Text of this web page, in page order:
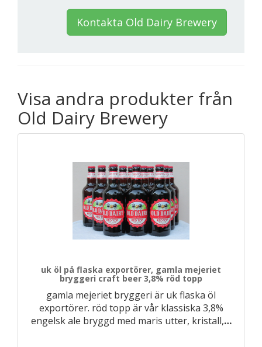
Kontakta Old Dairy Brewery
Visa andra produkter från
Old Dairy Brewery
uk öl på flaska exportörer, gamla mejeriet
bryggeri craft beer 3,8% röd topp
gamla mejeriet bryggeri är uk flaska öl
exportörer. röd topp är vår klassiska 3,8%
engelsk ale bryggd med maris utter, kristall,…